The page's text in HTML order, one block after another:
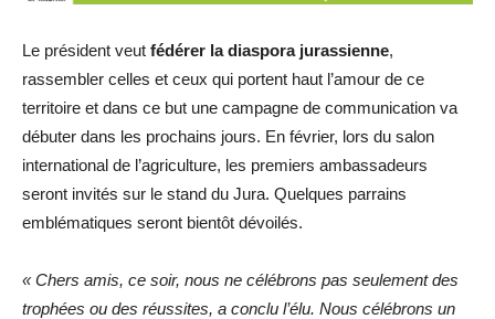
Le président veut fédérer la diaspora jurassienne,
rassembler celles et ceux qui portent haut l’amour de ce
territoire et dans ce but une campagne de communication va
débuter dans les prochains jours. En février, lors du salon
international de l’agriculture, les premiers ambassadeurs
seront invités sur le stand du Jura. Quelques parrains
emblématiques seront bientôt dévoilés.
« Chers amis, ce soir, nous ne célébrons pas seulement des
trophées ou des réussites, a conclu l’élu. Nous célébrons un